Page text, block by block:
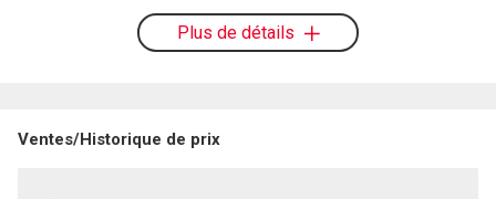
Plus de détails
Ventes/Historique de prix